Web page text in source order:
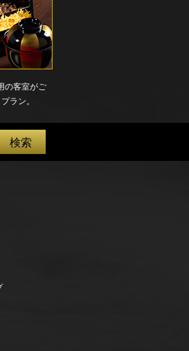
の客室がご
ラン。